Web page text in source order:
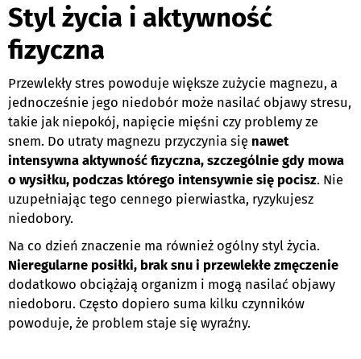
Styl życia i aktywność
fizyczna
Przewlekły stres powoduje większe zużycie magnezu, a
jednocześnie jego niedobór może nasilać objawy stresu,
takie jak niepokój, napięcie mięśni czy problemy ze
snem. Do utraty magnezu przyczynia się nawet
intensywna aktywność fizyczna, szczególnie gdy mowa
o wysiłku, podczas którego intensywnie się pocisz. Nie
uzupełniając tego cennego pierwiastka, ryzykujesz
niedobory.
Na co dzień znaczenie ma również ogólny styl życia.
Nieregularne posiłki, brak snu i przewlekłe zmęczenie
dodatkowo obciążają organizm i mogą nasilać objawy
niedoboru. Często dopiero suma kilku czynników
powoduje, że problem staje się wyraźny.